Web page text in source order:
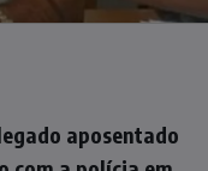
aposentado